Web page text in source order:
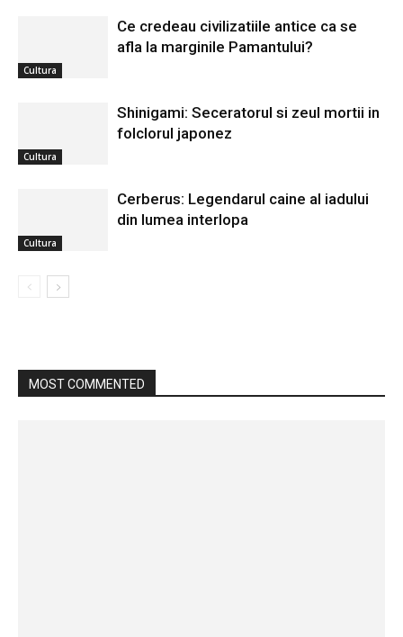
Cultura
Ce credeau civilizatiile antice ca se
afla la marginile Pamantului?
Cultura
Shinigami: Seceratorul si zeul mortii in
folclorul japonez
Cultura
Cerberus: Legendarul caine al iadului
din lumea interlopa
MOST COMMENTED